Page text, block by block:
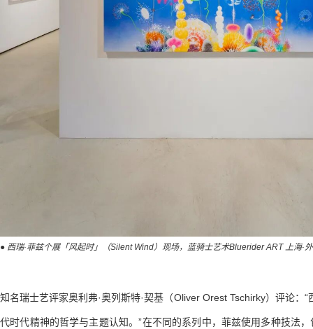
● 西瑞·菲兹个展「风起时」（Silent Wind）现场，蓝骑士艺术Bluerider ART 上海·
知名瑞士艺评家奥利弗·奥列斯特·契基（Oliver Orest Tschirky）评论：“
代时代精神的哲学与主题认知。”在不同的系列中，菲兹使用多种技法